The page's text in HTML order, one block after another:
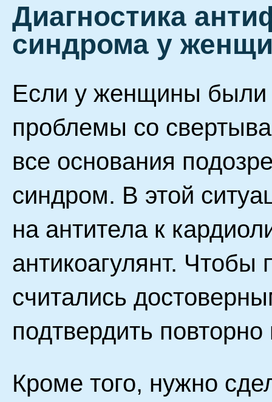
Диагностика
синдрома у
Если у женщины были
проблемы со
все основания
синдром. В этой
на антитела к
антикоагулянт. Чтобы
считались
подтвердить
Кроме того, нужно